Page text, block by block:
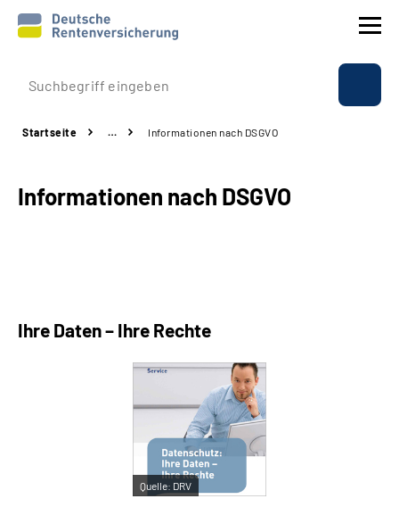
Prävention
Rente
Startseite … Informationen nach DSGVO
Informationen nach DSGVO
Ihre Daten – Ihre Rechte
Quelle: DRV